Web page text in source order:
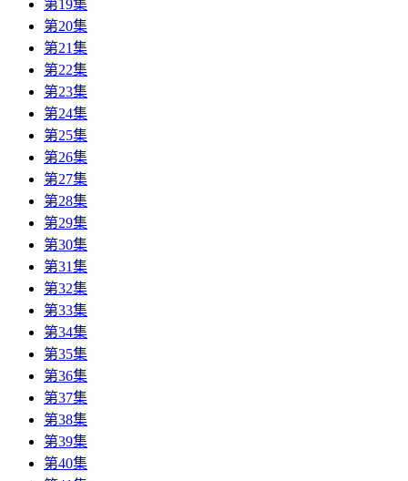
第19集
第20集
第21集
第22集
第23集
第24集
第25集
第26集
第27集
第28集
第29集
第30集
第31集
第32集
第33集
第34集
第35集
第36集
第37集
第38集
第39集
第40集